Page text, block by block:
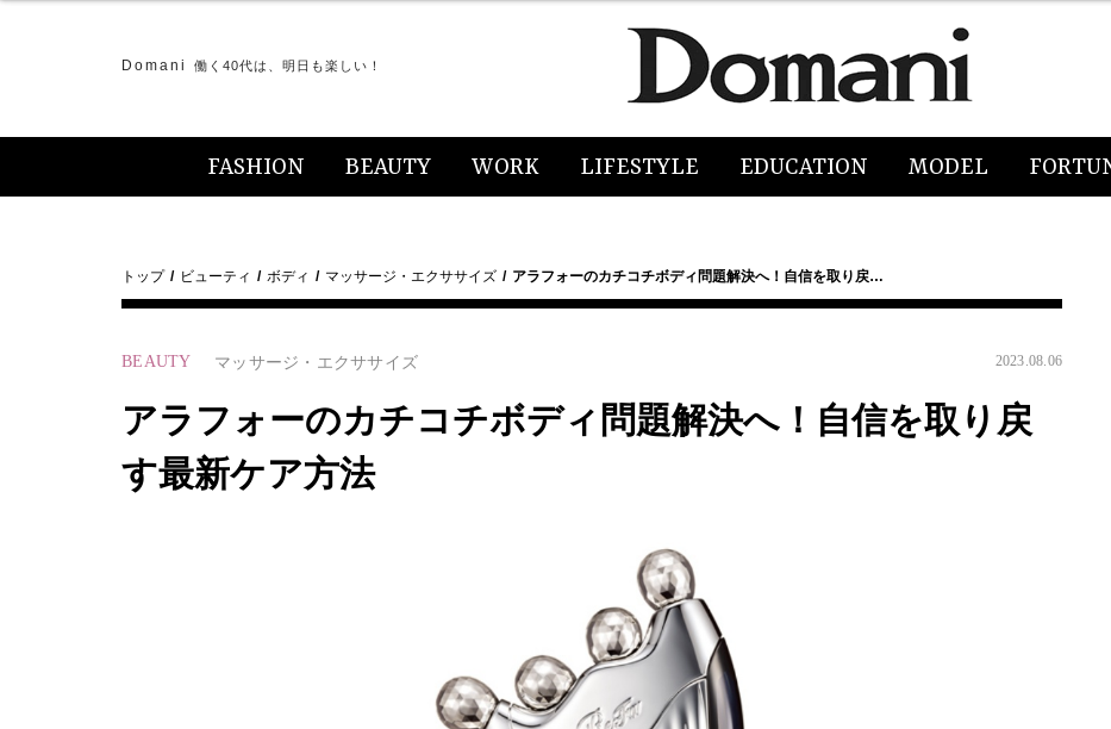
Domani 働く40代は、明日も楽しい！
FASHION BEAUTY WORK LIFESTYLE EDUCATION MODEL
トップ ビューティ ボディ マッサージ・エクササイズ アラフォーのカチコチボディ問題解決へ！自信を取り戻…
BEAUTY マッサージ・エクササイズ 2023.08.06
アラフォーのカチコチボディ問題解決へ！自信を取り戻
す最新ケア方法